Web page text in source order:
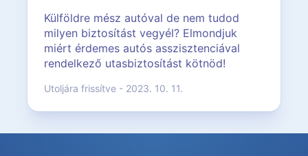
Külföldre mész autóval de nem tudod
milyen biztosítást vegyél? Elmondjuk
miért érdemes autós asszisztenciával
rendelkező utasbiztosítást kötnöd!
Utoljára frissítve - 2023. 10. 11.